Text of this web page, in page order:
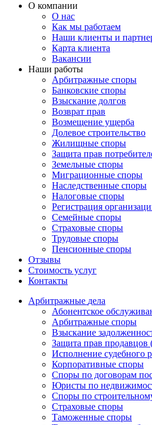
О компании
О нас
Как мы работаем
Наши клиенты и
Карта клиента
Вакансии
Наши работы
Арбитражные споры
Банковские споры
Взыскание долгов
Возврат прав
Возмещение ущерба
Долевое строительство
Жилищные споры
Защита прав
Земельные споры
Миграционные споры
Наследственные споры
Налоговые споры
Регистрация
Семейные споры
Страховые споры
Трудовые споры
Пенсионные споры
Отзывы
Стоимость услуг
Контакты
Арбитражные дела
Абонентское
Арбитражные споры
Взыскание
Защита прав продавцов
Исполнение судебного
Корпоративные споры
Споры по договорам
Юристы по
Споры по
Страховые споры
Таможенные споры